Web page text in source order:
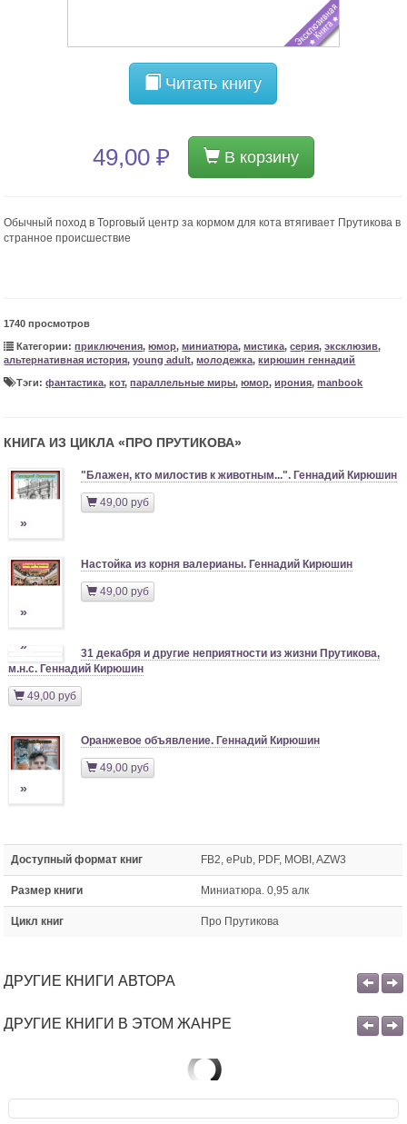
Читать книгу
49,00 ₽ В корзину
Обычный поход в Торговый центр за кормом для кота втягивает Прутикова в
странное происшествие
1740 просмотров
Категории:приключения,юмор,миниатюра,мистика,серия,эксклюзив,
альтернативная история,young adult,молодежка,кирюшин геннадий
Тэги:фантастика,кот,параллельные миры,юмор,ирония,manbook
КНИГА ИЗ ЦИКЛА «ПРО ПРУТИКОВА»
»
"Блажен, кто милостив к животным...". Геннадий Кирюшин
49,00 руб
»
Настойка из корня валерианы. Геннадий Кирюшин
49,00 руб
»
31 декабря и другие неприятности из жизни Прутикова,
м.н.с. Геннадий Кирюшин
49,00 руб
»
Оранжевое объявление. Геннадий Кирюшин
49,00 руб
Доступный формат книг FB2, ePub, PDF, MOBI, AZW3
Размер книги Миниатюра. 0,95 алк
Цикл книг Про Прутикова
ДРУГИЕ КНИГИ АВТОРА
ДРУГИЕ КНИГИ В ЭТОМ ЖАНРЕ